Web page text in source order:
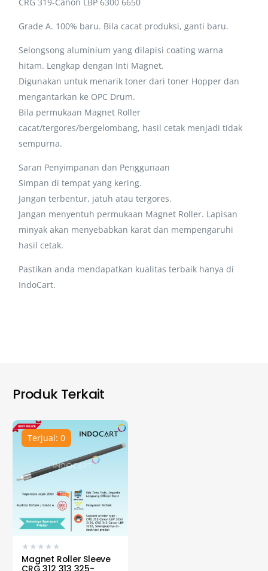
Grade A. 100% baru. Bila cacat produksi, ganti baru.
Selongsong aluminium yang dilapisi coating warna
hitam. Lengkap dengan Inti Magnet.
Digunakan untuk menarik toner dari toner Hopper dan
mengantarkan ke OPC Drum.
Bila permukaan Magnet Roller
cacat/tergores/bergelombang, hasil cetak menjadi tidak
sempurna.
Saran Penyimpanan dan Penggunaan
Simpan di tempat yang kering.
Jangan terbentur, jatuh atau tergores.
Jangan menyentuh permukaan Magnet Roller. Lapisan
minyak akan menyebabkan karat dan mempengaruhi
hasil cetak.
Pastikan anda mendapatkan kualitas terbaik hanya di
IndoCart.
Produk Terkait
Terjual: 0
★ ★ ★ ★ ★
Magnet Roller Sleeve
CRG 312 313 325-